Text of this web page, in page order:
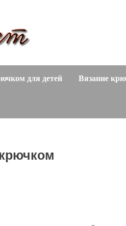
для детей Вязание